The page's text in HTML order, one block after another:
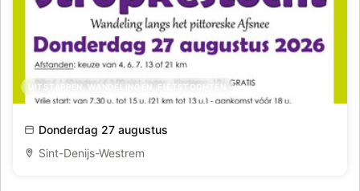
UITSTAPPEN, WANDELINGEN, FIETSTOCHTEN
Stropkestocht
Donderdag 27 augustus
Sint-Denijs-Westrem